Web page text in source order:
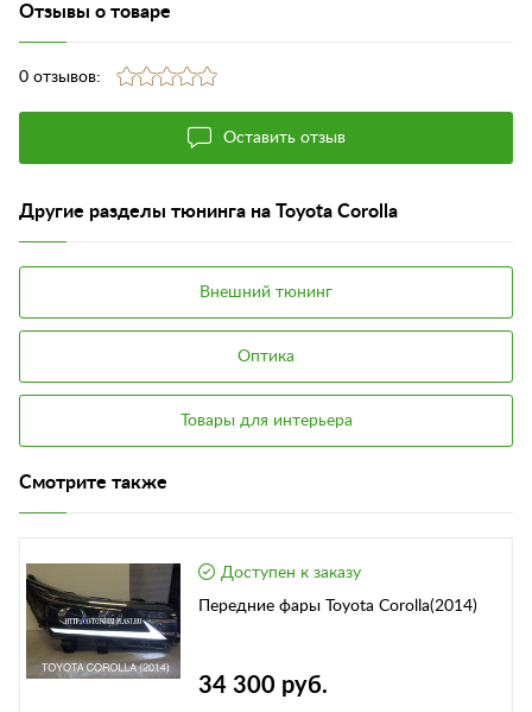
Отзывы о товаре
0 отзывов:
Оставить отзыв
Другие разделы тюнинга на Toyota Corolla
Внешний тюнинг
Оптика
Товары для интерьера
Смотрите также
Доступен к заказу
Передние фары Toyota Corolla(2014)
34 300 руб.